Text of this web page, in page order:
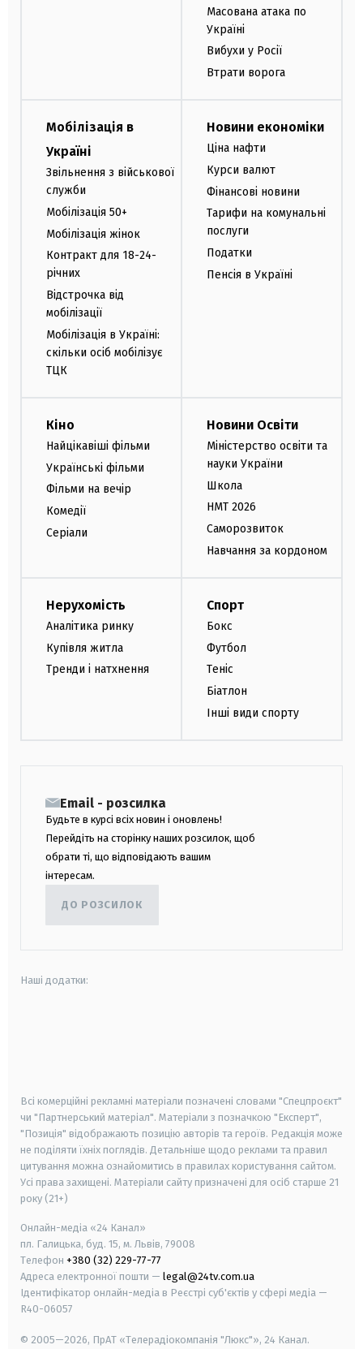
Масована атака по
Україні
Вибухи у Росії
Втрати ворога
Мобілізація в
Україні
Звільнення з військової
служби
Мобілізація 50+
Мобілізація жінок
Контракт для 18-24-
річних
Відстрочка від
мобілізації
Мобілізація в Україні:
скільки осіб мобілізує
ТЦК
Новини економіки
Ціна нафти
Курси валют
Фінансові новини
Тарифи на комунальні
послуги
Податки
Пенсія в Україні
Кіно
Найцікавіші фільми
Українські фільми
Фільми на вечір
Комедії
Серіали
Новини Освіти
Міністерство освіти та
науки України
Школа
НМТ 2026
Саморозвиток
Навчання за кордоном
Нерухомість
Аналітика ринку
Купівля житла
Тренди і натхнення
Спорт
Бокс
Футбол
Теніс
Біатлон
Інші види спорту
Email - розсилка
Будьте в курсі всіх новин і оновлень!
Перейдіть на сторінку наших розсилок, щоб
обрати ті, що відповідають вашим
інтересам.
ДО РОЗСИЛОК
Наші додатки:
Всі комерційні рекламні матеріали позначені словами "Спецпроєкт"
чи "Партнерський матеріал". Матеріали з позначкою "Експерт",
"Позиція" відображають позицію авторів та героїв. Редакція може
не поділяти їхніх поглядів. Детальніше щодо реклами та правил
цитування можна ознайомитись в правилах користування сайтом.
Усі права захищені. Матеріали сайту призначені для осіб старше 21
року (21+)
Онлайн-медіа «24 Канал»
пл. Галицька, буд. 15, м. Львів, 79008
Телефон +380 (32) 229-77-77
Адреса електронної пошти — legal@24tv.com.ua
Ідентифікатор онлайн-медіа в Реєстрі суб'єктів у сфері медіа —
R40-06057
© 2005—2026, ПрАТ «Телерадіокомпанія "Люкс"», 24 Канал.